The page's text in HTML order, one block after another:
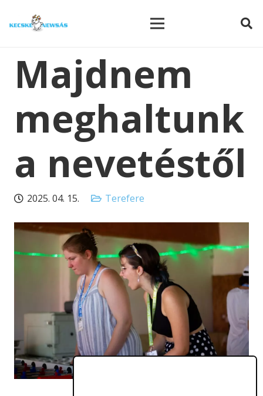
Majdnem
meghaltunk
a nevetéstől
2025. 04. 15. Terefere